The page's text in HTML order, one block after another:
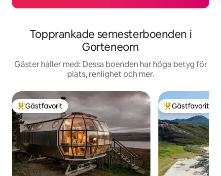
Topprankade semesterboenden i
Gorteneorn
Gäster håller med: Dessa boenden har höga betyg för
plats, renlighet och mer.
Populär gästfavorit
Gästfavorit Populär
Gästfavorit